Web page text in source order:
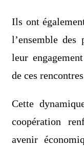
Ils ont
l’ensemble des
leur
de ces
Cette
coopération
avenir